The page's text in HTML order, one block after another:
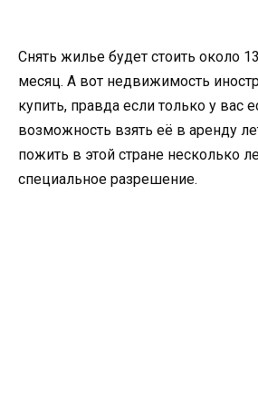
Снять жилье будет стоить около
месяц. А вот недвижимость
купить, правда если только у вас
возможность взять её в аренду
пожить в этой стране несколько
специальное разрешение.